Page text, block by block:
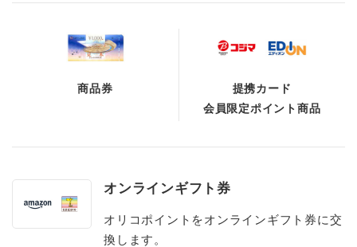
商品券
提携カード
会員限定ポイント商品
オンラインギフト券
オリコポイントをオンラインギフト券に交
換します。